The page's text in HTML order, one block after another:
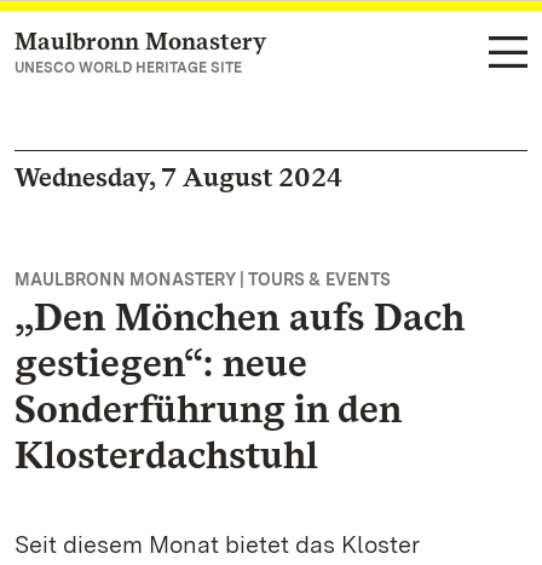
Navigate to main page
Maulbronn Monastery
UNESCO WORLD HERITAGE SITE
Wednesday, 7 August 2024
MAULBRONN MONASTERY | TOURS & EVENTS
„Den Mönchen aufs Dach
gestiegen“: neue
Sonderführung in den
Klosterdachstuhl
Seit diesem Monat bietet das Kloster